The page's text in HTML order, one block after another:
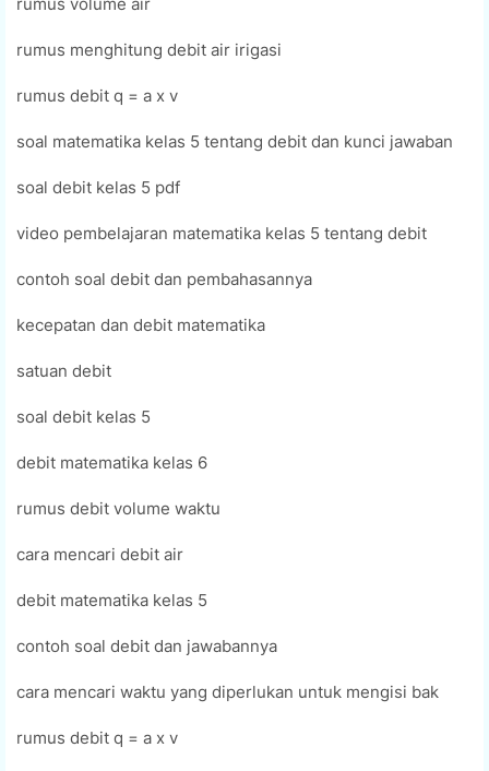
rumus menghitung debit air irigasi
rumus debit q = a x v
soal matematika kelas 5 tentang debit dan kunci jawaban
soal debit kelas 5 pdf
video pembelajaran matematika kelas 5 tentang debit
contoh soal debit dan pembahasannya
kecepatan dan debit matematika
satuan debit
soal debit kelas 5
debit matematika kelas 6
rumus debit volume waktu
cara mencari debit air
debit matematika kelas 5
contoh soal debit dan jawabannya
cara mencari waktu yang diperlukan untuk mengisi bak
rumus debit q = a x v